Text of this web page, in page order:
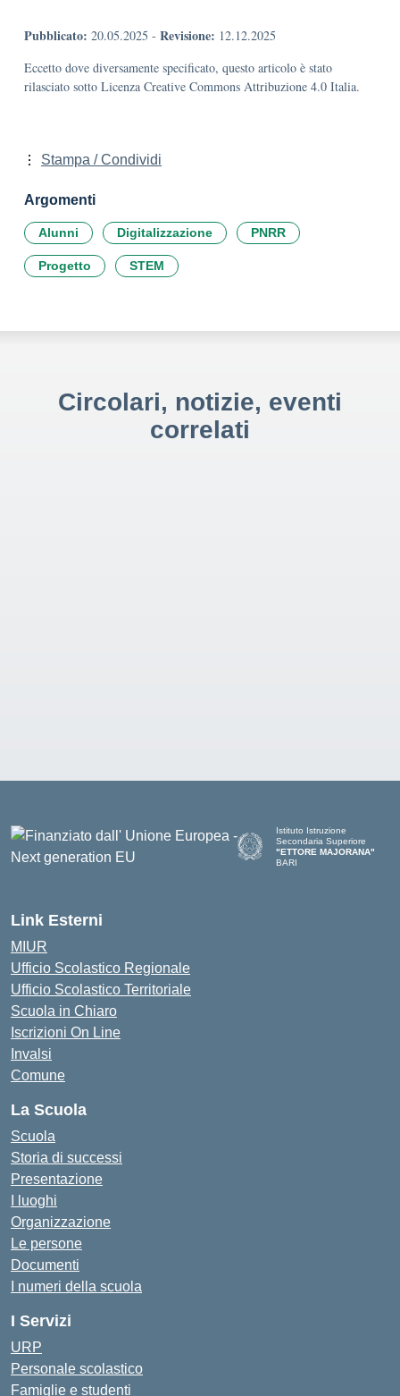
Pubblicato: 20.05.2025 - Revisione: 12.12.2025
Eccetto dove diversamente specificato, questo articolo è stato
rilasciato sotto Licenza Creative Commons Attribuzione 4.0 Italia.
Stampa / Condividi
Argomenti
Alunni Digitalizzazione PNRR
Progetto STEM
Circolari, notizie, eventi
correlati
Istituto Istruzione
Secondaria Superiore
"ETTORE MAJORANA"
BARI
Link Esterni
MIUR
Ufficio Scolastico Regionale
Ufficio Scolastico Territoriale
Scuola in Chiaro
Iscrizioni On Line
Invalsi
Comune
La Scuola
Scuola
Storia di successi
Presentazione
I luoghi
Organizzazione
Le persone
Documenti
I numeri della scuola
I Servizi
URP
Personale scolastico
Famiglie e studenti